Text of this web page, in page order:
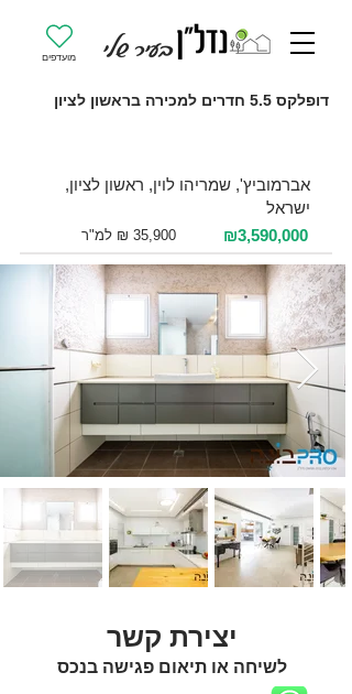
מועדפים
דופלקס 5.5 חדרים למכירה בראשון לציון
אברמוביץ', שמריהו לוין, ראשון לציון,
ישראל
₪3,590,000
יצירת קשר
לשיחה או תיאום פגישה בנכס